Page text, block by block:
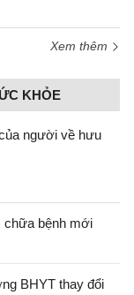
Xem thêm
KHỎE
người về hưu
chữa bệnh mới
BHYT thay đổi